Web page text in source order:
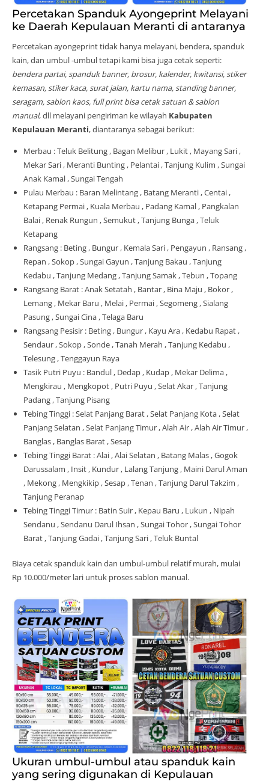
Percetakan Spanduk Ayongeprint Melayani
ke Daerah Kepulauan Meranti di antaranya
Percetakan ayongeprint tidak hanya melayani, bendera, spanduk
kain, dan umbul -umbul tetapi kami bisa juga cetak seperti:
bendera partai, spanduk banner, brosur, kalender, kwitansi, stiker
kemasan, stiker kaca, surat jalan, kartu nama, standing banner,
seragam, sablon kaos, full print bisa cetak satuan & sablon
manual, dll melayani pengiriman ke wilayah Kabupaten
Kepulauan Meranti, diantaranya sebagai berikut:
Merbau : Teluk Belitung , Bagan Melibur , Lukit , Mayang Sari ,
Mekar Sari , Meranti Bunting , Pelantai , Tanjung Kulim , Sungai
Anak Kamal , Sungai Tengah
Pulau Merbau : Baran Melintang , Batang Meranti , Centai ,
Ketapang Permai , Kuala Merbau , Padang Kamal , Pangkalan
Balai , Renak Rungun , Semukut , Tanjung Bunga , Teluk
Ketapang
Rangsang : Beting , Bungur , Kemala Sari , Pengayun , Ransang ,
Repan , Sokop , Sungai Gayun , Tanjung Bakau , Tanjung
Kedabu , Tanjung Medang , Tanjung Samak , Tebun , Topang
Rangsang Barat : Anak Setatah , Bantar , Bina Maju , Bokor ,
Lemang , Mekar Baru , Melai , Permai , Segomeng , Sialang
Pasung , Sungai Cina , Telaga Baru
Rangsang Pesisir : Beting , Bungur , Kayu Ara , Kedabu Rapat ,
Sendaur , Sokop , Sonde , Tanah Merah , Tanjung Kedabu ,
Telesung , Tenggayun Raya
Tasik Putri Puyu : Bandul , Dedap , Kudap , Mekar Delima ,
Mengkirau , Mengkopot , Putri Puyu , Selat Akar , Tanjung
Padang , Tanjung Pisang
Tebing Tinggi : Selat Panjang Barat , Selat Panjang Kota , Selat
Panjang Selatan , Selat Panjang Timur , Alah Air , Alah Air Timur ,
Banglas , Banglas Barat , Sesap
Tebing Tinggi Barat : Alai , Alai Selatan , Batang Malas , Gogok
Darussalam , Insit , Kundur , Lalang Tanjung , Maini Darul Aman
, Mekong , Mengkikip , Sesap , Tenan , Tanjung Darul Takzim ,
Tanjung Peranap
Tebing Tinggi Timur : Batin Suir , Kepau Baru , Lukun , Nipah
Sendanu , Sendanu Darul Ihsan , Sungai Tohor , Sungai Tohor
Barat , Tanjung Gadai , Tanjung Sari , Teluk Buntal
Biaya cetak spanduk kain dan umbul-umbul relatif murah, mulai
Rp 10.000/meter lari untuk proses sablon manual.
Ukuran umbul-umbul atau spanduk kain
yang sering digunakan di Kepulauan